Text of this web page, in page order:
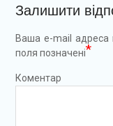
Залишити
Ваша e-mail адреса
поля позначені*
Коментар